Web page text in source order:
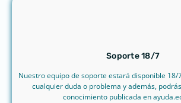
Soporte 18/7
Nuestro equipo de soporte estará disponible
cualquier duda o problema y además,
conocimiento publicada en